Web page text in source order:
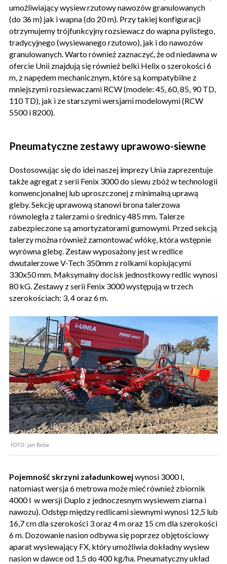
umożliwiający wysiew rzutowy nawozów granulowanych
(do 36 m) jak i wapna (do 20 m). Przy takiej konfiguracji
otrzymujemy trójfunkcyjny rozsiewacz do wapna pylistego,
tradycyjnego (wysiewanego rzutowo), jak i do nawozów
granulowanych. Warto również zaznaczyć, że od niedawna w
ofercie Unii znajdują się również belki Helix o szerokości 6
m, z napędem mechanicznym, które są kompatybilne z
mniejszymi rozsiewaczami RCW (modele: 45, 60, 85, 90 TD,
110 TD), jak i ze starszymi wersjami modelowymi (RCW
5500 i 8200).
Pneumatyczne zestawy uprawowo-siewne
Dostosowując się do idei naszej imprezy Unia zaprezentuje
także agregat z serii Fenix 3000 do siewu zbóż w technologii
konwencjonalnej lub uproszczonej z minimalną uprawą
gleby. Sekcję uprawową stanowi brona talerzowa
równoległa z talerzami o średnicy 485 mm. Talerze
zabezpieczone są amortyzatorami gumowymi. Przed sekcją
talerzy można również zamontować włókę, która wstępnie
wyrówna glebę. Zestaw wyposażony jest w redlice
dwutalerzowe V-Tech 350mm z rolkami kopiującymi
330x50 mm. Maksymalny docisk jednostkowy redlic wynosi
80 kG. Zestawy z serii Fenix 3000 występują w trzech
szerokościach: 3, 4 oraz 6 m.
FOTO: Jan Beba
Pojemność skrzyni załadunkowejwynosi 3000 l,
natomiast wersja 6 metrowa może mieć również zbiornik
4000 l w wersji Duplo z jednoczesnym wysiewem ziarna i
nawozu). Odstęp między redlicami siewnymi wynosi 12,5 lub
16,7 cm dla szerokości 3 oraz 4 m oraz 15 cm dla szerokości
6 m. Dozowanie nasion odbywa się poprzez objętościowy
aparat wysiewający FX, który umożliwia dokładny wysiew
nasion w dawce od 1,5 do 400 kg/ha. Pneumatyczny układ